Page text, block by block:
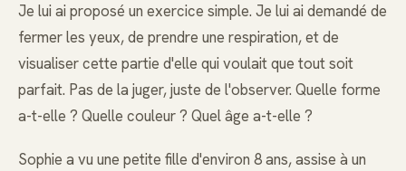
Je lui ai proposé un exercice simple. Je lui ai demandé de
fermer les yeux, de prendre une respiration, et de
visualiser cette partie d'elle qui voulait que tout soit
parfait. Pas de la juger, juste de l'observer. Quelle forme
a-t-elle ? Quelle couleur ? Quel âge a-t-elle ?
Sophie a vu une petite fille d'environ 8 ans, assise à un